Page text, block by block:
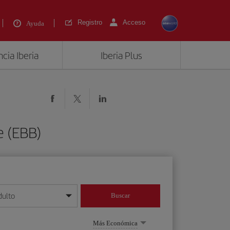
Ayuda Registro Acceso
Iberia Iberia Plus
mes/año
Buscar
Más Económica